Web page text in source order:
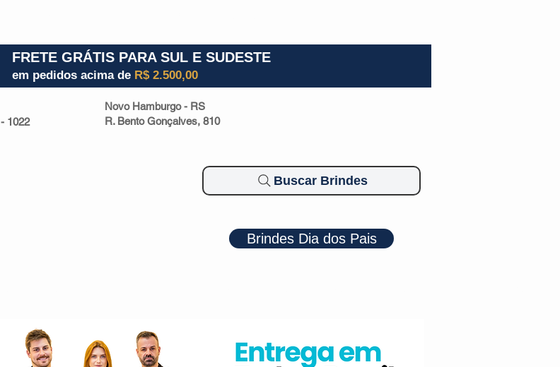
FRETE GRÁTIS PARA SUL E SUDESTE
em pedidos acima de R$ 2.500,00
1022
Novo Hamburgo - RS
R. Bento Gonçalves, 810
Buscar Brindes
Brindes Dia dos Pais